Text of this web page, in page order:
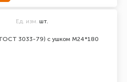
3033-79) с ушком М24*180
Ед. изм. шт.